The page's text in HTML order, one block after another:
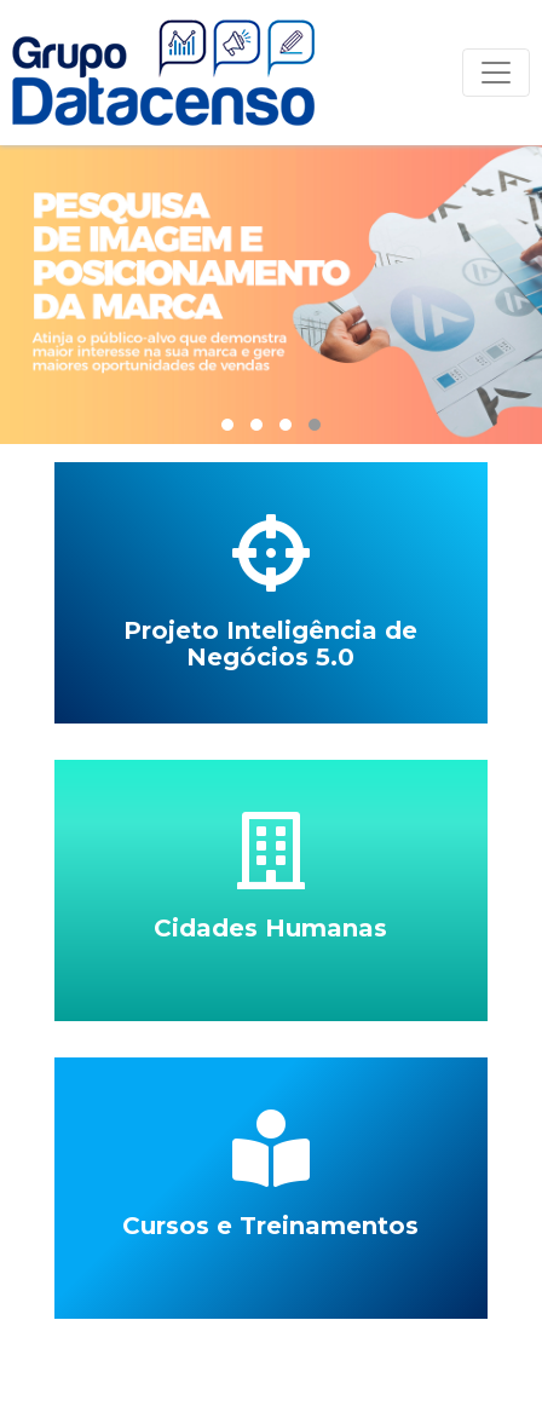
Projeto Inteligência de
Negócios 5.0
Cidades Humanas
Cursos e Treinamentos